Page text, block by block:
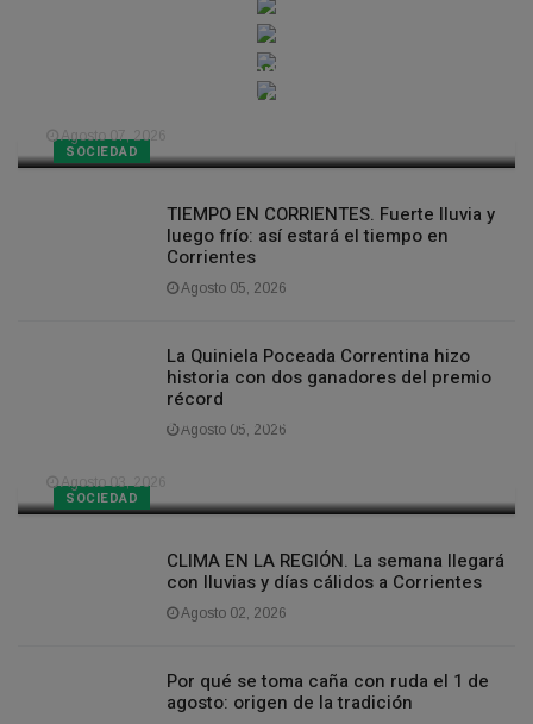
SOCIEDAD
TIEMPO. Pronostican un fin de semana
fresco y soleado en Corrientes
Agosto 07, 2026
TIEMPO EN CORRIENTES. Fuerte lluvia y
luego frío: así estará el tiempo en
Corrientes
Agosto 05, 2026
La Quiniela Poceada Correntina hizo
historia con dos ganadores del premio
récord
Agosto 05, 2026
SOCIEDAD
Los nacimientos en Argentina bajaron un
47% en la última década
Agosto 03, 2026
CLIMA EN LA REGIÓN. La semana llegará
con lluvias y días cálidos a Corrientes
Agosto 02, 2026
Por qué se toma caña con ruda el 1 de
agosto: origen de la tradición